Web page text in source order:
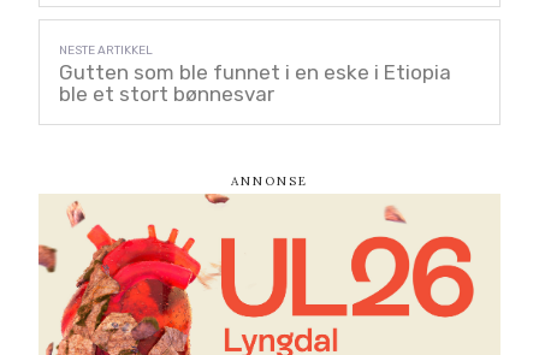
Gutten som ble funnet i en eske i Etiopia
ble et stort bønnesvar